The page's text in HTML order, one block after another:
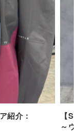
紹介：
【
～ウ